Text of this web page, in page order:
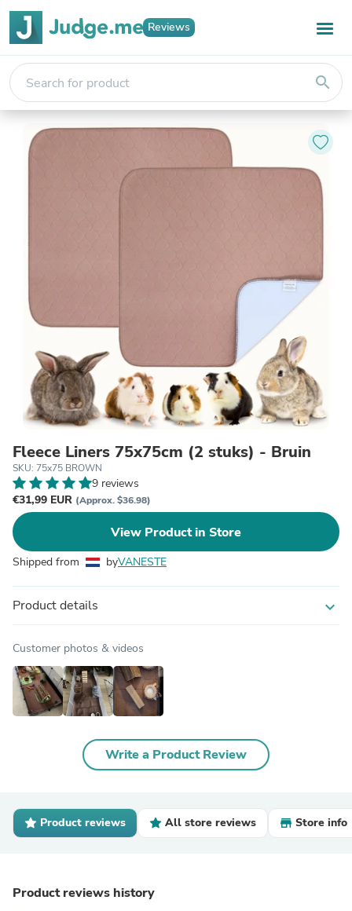
Reviews
search
Fleece Liners 75x75cm (2 stuks) - Bruin
SKU: 75x75 BROWN
9 reviews
€31,99 EUR (Approx. $36.98)
View Product in Store
Shipped from byVANESTE
Product details expand_more
Customer photos & videos
Write a Product Review
Product reviews All store reviews Store info
Product reviews history